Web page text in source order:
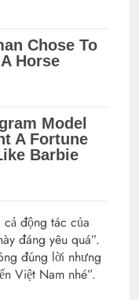
động tác của
đáng yêu quá”.
đúng lời nhưng
Việt Nam nhé”.